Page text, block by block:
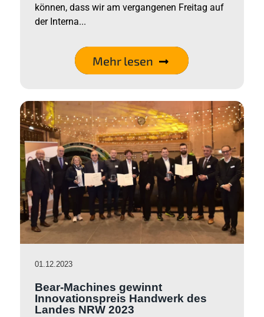
können, dass wir am vergangenen Freitag auf
der Interna...
Mehr lesen
01.12.2023
Bear-Machines gewinnt
Innovationspreis Handwerk des
Landes NRW 2023